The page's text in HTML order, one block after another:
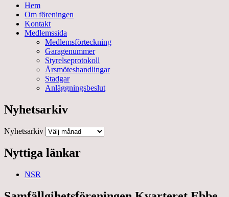
Hem
Om föreningen
Kontakt
Medlemssida
Medlemsförteckning
Garagenummer
Styrelseprotokoll
Årsmöteshandlingar
Stadgar
Anläggningsbeslut
Nyhetsarkiv
Nyhetsarkiv
Nyttiga länkar
NSR